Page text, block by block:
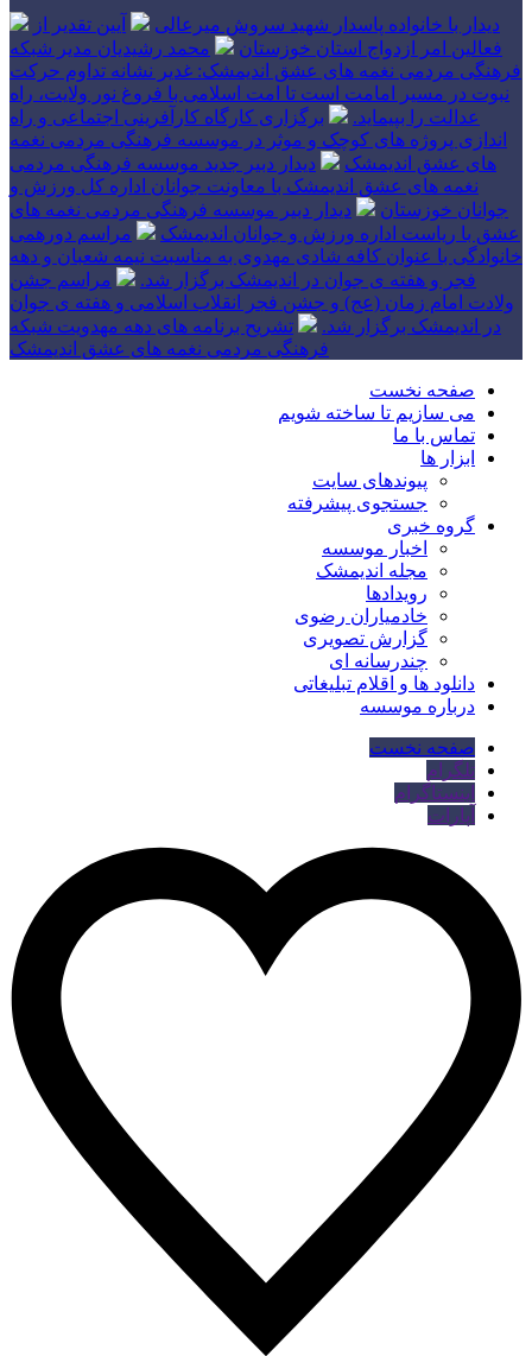
دیدار با خانواده پاسدار شهید سروش میرعالی
آیین تقدیر از
فعالین امر ازدواج استان خوزستان
محمد رشیدیان مدیر شبکه
فرهنگی مردمی نغمه های عشق اندیمشک: غدیر نشانه تداوم حرکت
نبوت در مسیر امامت است تا امت اسلامی با فروغ نور ولایت، راه
عدالت را بپیماید.
برگزاری کارگاه کارآفرینی اجتماعی و راه
اندازی پروژه های کوچک و موثر در موسسه فرهنگی مردمی نغمه
های عشق اندیمشک
دیدار دبیر جدید موسسه فرهنگی مردمی
نغمه های عشق اندیمشک با معاونت جوانان اداره کل ورزش و
جوانان خوزستان
دیدار دبیر موسسه فرهنگی مردمی نغمه های
عشق با ریاست اداره ورزش و جوانان اندیمشک
مراسم دورهمی
خانوادگی با عنوان کافه شادی مهدوی به مناسبت نیمه شعبان و دهه
فجر و هفته ی جوان در اندیمشک برگزار شد.
مراسم جشن
ولادت امام زمان (عج) و جشن فجر انقلاب اسلامی و هفته ی جوان
در اندیمشک برگزار شد.
تشریح برنامه های دهه مهدویت شبکه
فرهنگی مردمی نغمه های عشق اندیمشک
صفحه نخست
می سازیم تا ساخته شویم
تماس با ما
ابزار ها
پیوندهای سایت
جستجوی پیشرفته
گروه خبری
اخبار موسسه
مجله اندیمشک
رویدادها
خادمیاران رضوی
گزارش تصویری
چندرسانه ای
دانلود ها و اقلام تبلیغاتی
درباره موسسه
صفحه نخست
تلگرام
اینستاگرام
آپارات